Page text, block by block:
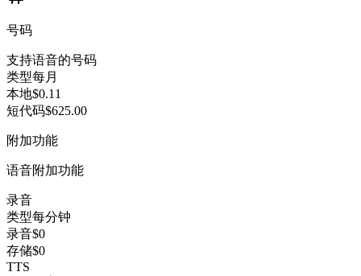
号码
支持语音的号码
类型每月
本地$0.11
短代码$625.00
附加功能
语音附加功能
录音
类型每分钟
录音$0
存储$0
TTS